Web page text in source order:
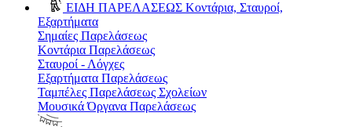
ΕΙΔΗ ΠΑΡΕΛΑΣΕΩΣ Κοντάρια, Σταυροί,
Εξαρτήματα
Σημαίες Παρελάσεως
Κοντάρια Παρελάσεως
Σταυροί - Λόγχες
Εξαρτήματα Παρελάσεως
Ταμπέλες Παρελάσεως Σχολείων
Μουσικά Όργανα Παρελάσεως